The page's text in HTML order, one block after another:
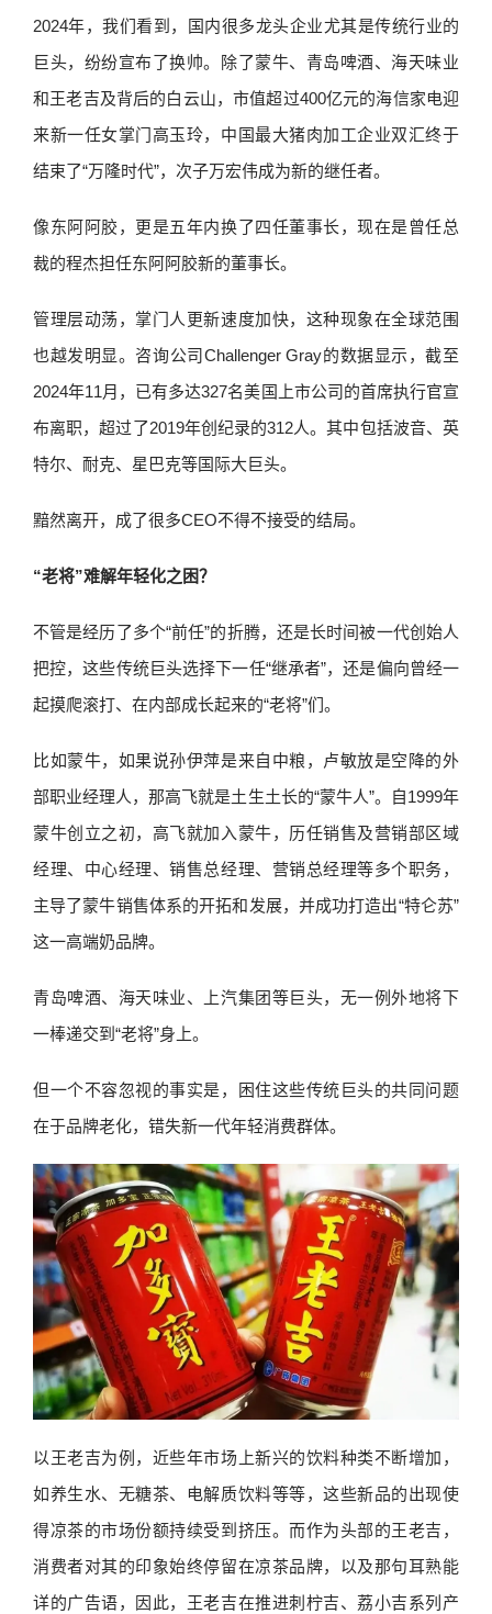
2024年，我们看到，国内很多龙头企业尤其是传统行业的
巨头，纷纷宣布了换帅。除了蒙牛、青岛啤酒、海天味业
和王老吉及背后的白云山，市值超过400亿元的海信家电迎
来新一任女掌门高玉玲，中国最大猪肉加工企业双汇终于
结束了“万隆时代”，次子万宏伟成为新的继任者。
像东阿阿胶，更是五年内换了四任董事长，现在是曾任总
裁的程杰担任东阿阿胶新的董事长。
管理层动荡，掌门人更新速度加快，这种现象在全球范围
也越发明显。咨询公司Challenger Gray的数据显示，截至
2024年11月，已有多达327名美国上市公司的首席执行官宣
布离职，超过了2019年创纪录的312人。其中包括波音、英
特尔、耐克、星巴克等国际大巨头。
黯然离开，成了很多CEO不得不接受的结局。
“老将”难解年轻化之困？
不管是经历了多个“前任”的折腾，还是长时间被一代创始人
把控，这些传统巨头选择下一任“继承者”，还是偏向曾经一
起摸爬滚打、在内部成长起来的“老将”们。
比如蒙牛，如果说孙伊萍是来自中粮，卢敏放是空降的外
部职业经理人，那高飞就是土生土长的“蒙牛人”。自1999年
蒙牛创立之初，高飞就加入蒙牛，历任销售及营销部区域
经理、中心经理、销售总经理、营销总经理等多个职务，
主导了蒙牛销售体系的开拓和发展，并成功打造出“特仑苏”
这一高端奶品牌。
青岛啤酒、海天味业、上汽集团等巨头，无一例外地将下
一棒递交到“老将”身上。
但一个不容忽视的事实是，困住这些传统巨头的共同问题
在于品牌老化，错失新一代年轻消费群体。
以王老吉为例，近些年市场上新兴的饮料种类不断增加，
如养生水、无糖茶、电解质饮料等等，这些新品的出现使
得凉茶的市场份额持续受到挤压。而作为头部的王老吉，
消费者对其的印象始终停留在凉茶品牌，以及那句耳熟能
详的广告语，因此，王老吉在推进刺柠吉、荔小吉系列产